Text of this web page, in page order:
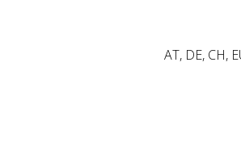
AT, DE, CH,